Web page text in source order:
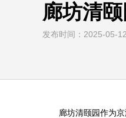
廊坊清
发布时间：2025-05-
廊坊清颐园作为